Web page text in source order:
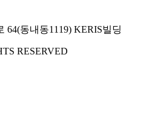
64(동내동1119) KERIS빌딩
RESERVED